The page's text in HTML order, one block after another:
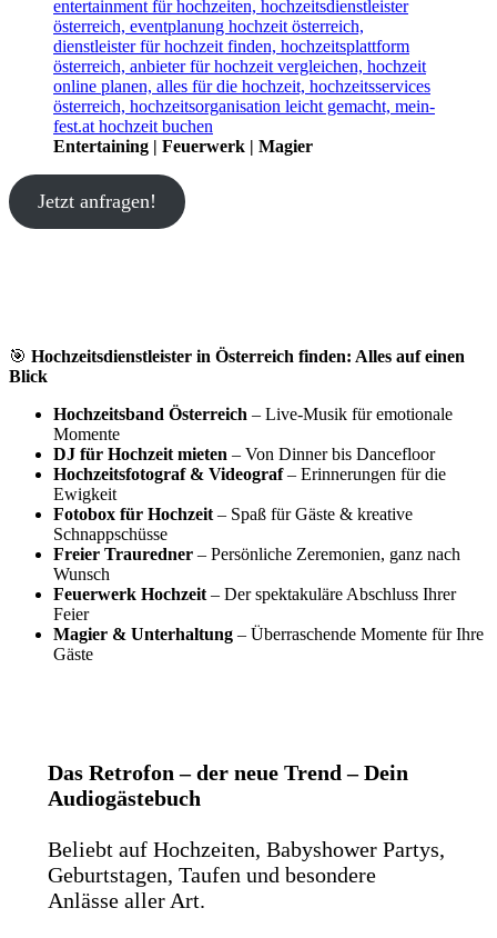
Entertaining | Feuerwerk | Magier
Jetzt anfragen!
🎯 Hochzeitsdienstleister in Österreich finden: Alles auf einen
Blick
Hochzeitsband Österreich – Live-Musik für emotionale
Momente
DJ für Hochzeit mieten – Von Dinner bis Dancefloor
Hochzeitsfotograf & Videograf– Erinnerungen für die
Ewigkeit
Fotobox für Hochzeit – Spaß für Gäste & kreative
Schnappschüsse
Freier Trauredner – Persönliche Zeremonien, ganz nach
Wunsch
Feuerwerk Hochzeit – Der spektakuläre Abschluss Ihrer
Feier
Magier & Unterhaltung – Überraschende Momente für Ihre
Gäste
Das Retrofon – der neue Trend – Dein
Audiogästebuch
Beliebt auf Hochzeiten, Babyshower Partys,
Geburtstagen, Taufen und besondere
Anlässe aller Art.